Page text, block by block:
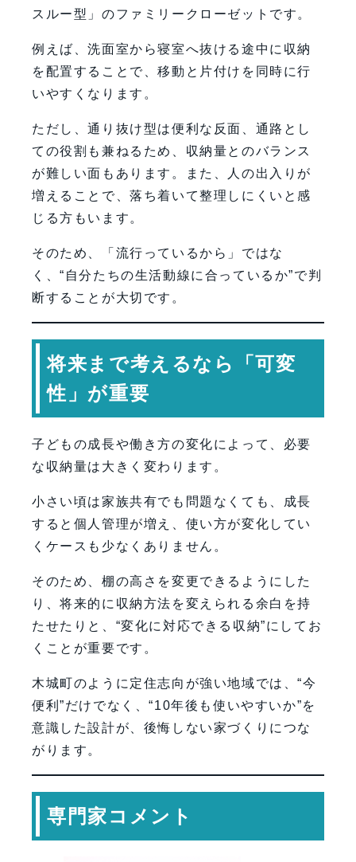
スルー型」のファミリークローゼットです。
例えば、洗面室から寝室へ抜ける途中に収納
を配置することで、移動と片付けを同時に行
いやすくなります。
ただし、通り抜け型は便利な反面、通路とし
ての役割も兼ねるため、収納量とのバランス
が難しい面もあります。また、人の出入りが
増えることで、落ち着いて整理しにくいと感
じる方もいます。
そのため、「流行っているから」ではな
く、“自分たちの生活動線に合っているか”で判
断することが大切です。
将来まで考えるなら「可変
性」が重要
子どもの成長や働き方の変化によって、必要
な収納量は大きく変わります。
小さい頃は家族共有でも問題なくても、成長
すると個人管理が増え、使い方が変化してい
くケースも少なくありません。
そのため、棚の高さを変更できるようにした
り、将来的に収納方法を変えられる余白を持
たせたりと、“変化に対応できる収納”にしてお
くことが重要です。
木城町のように定住志向が強い地域では、“今
便利”だけでなく、“10年後も使いやすいか”を
意識した設計が、後悔しない家づくりにつな
がります。
専門家コメント